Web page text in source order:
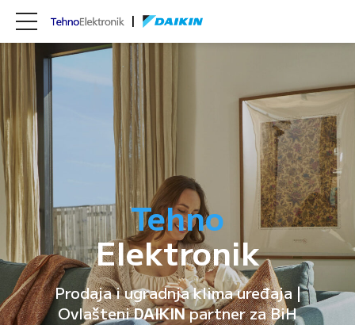
Tehno
Elektronik
Prodaja i ugradnja klima uređaja |
OvlašteniDAIKINpartner za BiH